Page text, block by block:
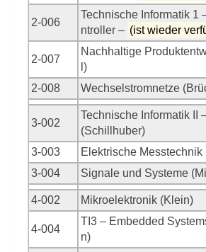
2-006
Technische Informatik 1
ntroller – (ist wieder
2-007
Nachhaltige
l)
2-008
Wechselstromnetze
3-002
Technische Informatik II
(Schillhuber)
3-003
Elektrische Messtechnik
3-004
Signale und Systeme
4-002 Mikroelektronik (Klein)
4-004
TI3 – Embedded
n)